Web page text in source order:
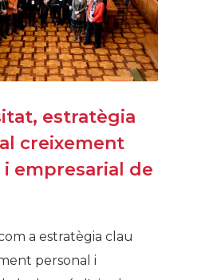
estratègia
creixement
empresarial de
a estratègia clau
personal i